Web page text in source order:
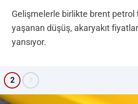
Gelişmelerle birlikte brent petrol
yaşanan düşüş, akaryakıt
yansıyor.
2 7